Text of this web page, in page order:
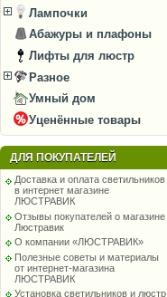
Лампочки
Абажуры и плафоны
Лифты для люстр
Разное
Умный дом
Уценённые товары
ДЛЯ ПОКУПАТЕЛЕЙ
Доставка и оплата светильников
в интернет магазине
ЛЮСТРАВИК
Отзывы покупателей о магазине
Люстравик
О компании «ЛЮСТРАВИК»
Полезные советы и материалы
от интернет-магазина
ЛЮСТРАВИК
Установка светильников и люстр